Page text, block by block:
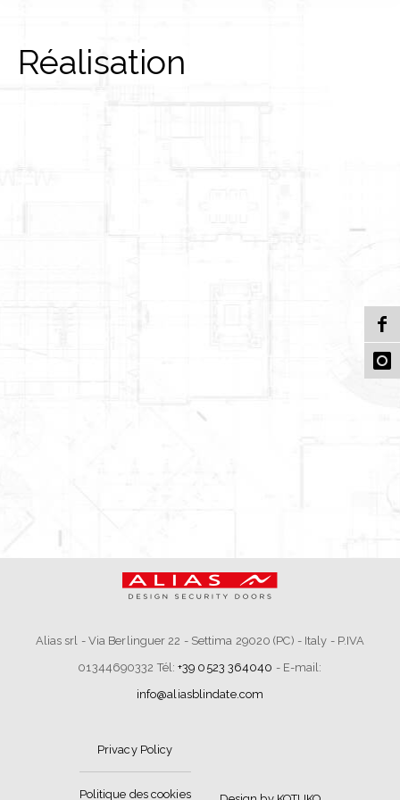
Réalisation
Alias srl - Via Berlinguer 22 - Settima 29020 (PC) - Italy - P.IVA
01344690332 Tél:+39 0523 364040 - E-mail:
info@aliasblindate.com
Privacy Policy
Politique des cookies